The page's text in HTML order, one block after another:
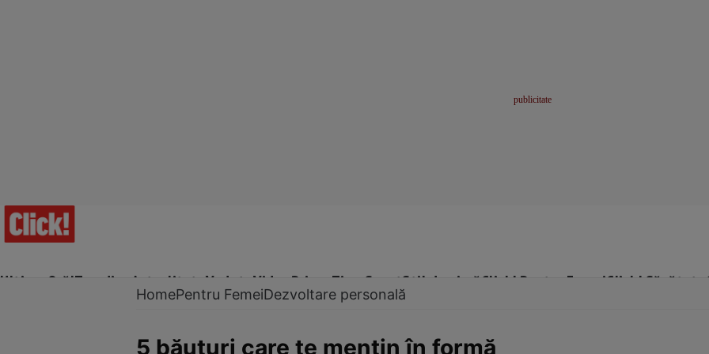
Ultima Oră!Trending Actualitate Vedete Video Prime Time SportStil de viațăClick! Pentru FemeiClick! Sănătate
HomePentru FemeiDezvoltare personală
5 băuturi care te menţin în formă